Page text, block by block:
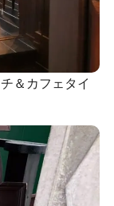
＆カフェタイ